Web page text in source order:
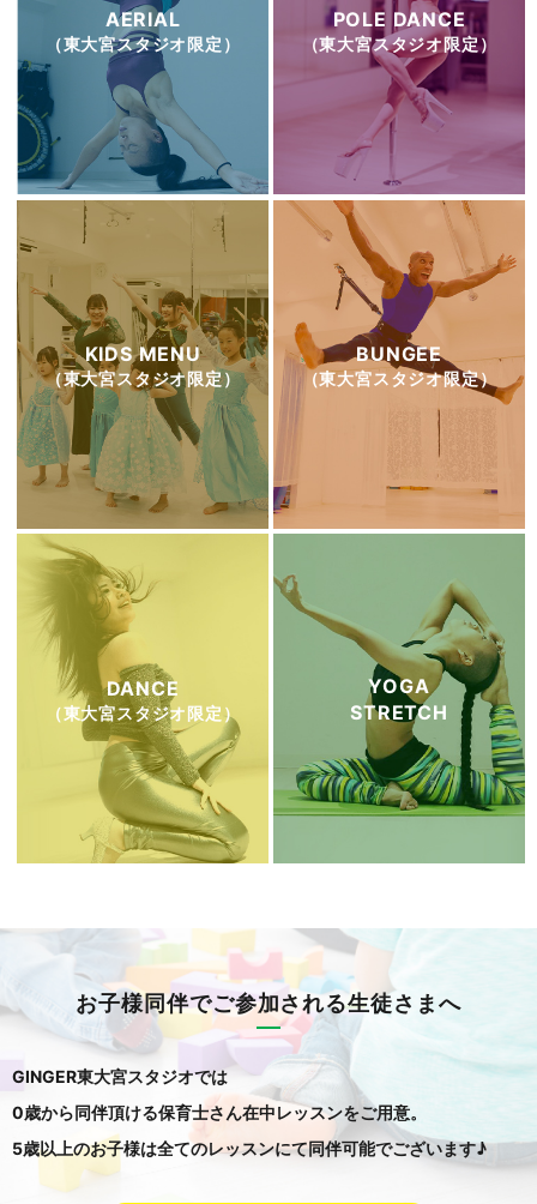
AERIAL
（東大宮スタジオ限定）
POLE DANCE
（東大宮スタジオ限定）
KIDS MENU
（東大宮スタジオ限定）
BUNGEE
（東大宮スタジオ限定）
DANCE
（東大宮スタジオ限定）
YOGA
STRETCH
お子様同伴でご参加される生徒さまへ
GINGER東大宮スタジオでは
0歳から同伴頂ける保育士さん在中レッスンをご用意。
5歳以上のお子様は全てのレッスンにて同伴可能でございます♪